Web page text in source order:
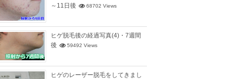
～11日後 68702 Views
ヒゲ脱毛後の経過写真(4)・7週間
後
59492 Views
ヒゲのレーザー脱毛をしてきまし